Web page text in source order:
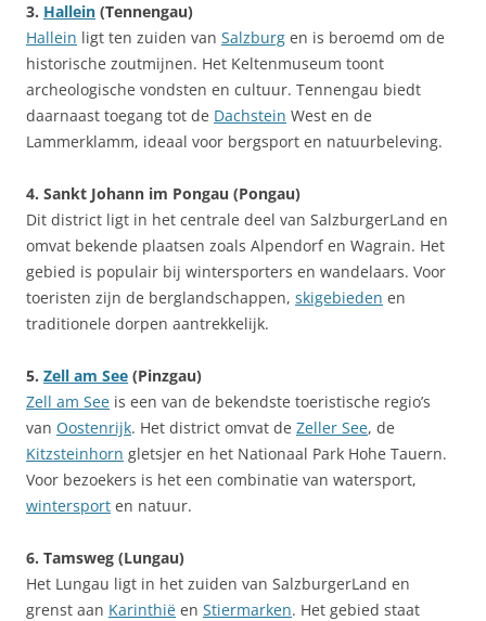
3. Hallein (Tennengau)
Hallein ligt ten zuiden van Salzburg en is beroemd om de
historische zoutmijnen. Het Keltenmuseum toont
archeologische vondsten en cultuur. Tennengau biedt
daarnaast toegang tot de Dachstein West en de
Lammerklamm, ideaal voor bergsport en natuurbeleving.
4. Sankt Johann im Pongau (Pongau)
Dit district ligt in het centrale deel van SalzburgerLand en
omvat bekende plaatsen zoals Alpendorf en Wagrain. Het
gebied is populair bij wintersporters en wandelaars. Voor
toeristen zijn de berglandschappen, skigebieden en
traditionele dorpen aantrekkelijk.
5. Zell am See (Pinzgau)
Zell am See is een van de bekendste toeristische regio’s
van Oostenrijk. Het district omvat de Zeller See, de
Kitzsteinhorn gletsjer en het Nationaal Park Hohe Tauern.
Voor bezoekers is het een combinatie van watersport,
wintersport en natuur.
6. Tamsweg (Lungau)
Het Lungau ligt in het zuiden van SalzburgerLand en
grenst aan Karinthië en Stiermarken. Het gebied staat